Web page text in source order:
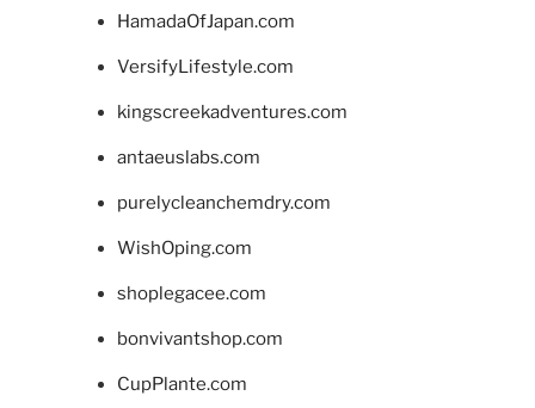
HamadaOfJapan.com
VersifyLifestyle.com
kingscreekadventures.com
antaeuslabs.com
purelycleanchemdry.com
WishOping.com
shoplegacee.com
bonvivantshop.com
CupPlante.com